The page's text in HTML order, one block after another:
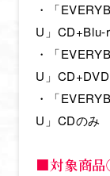
・「
U」
・「
U」
・「
U」CDのみ
■対象商